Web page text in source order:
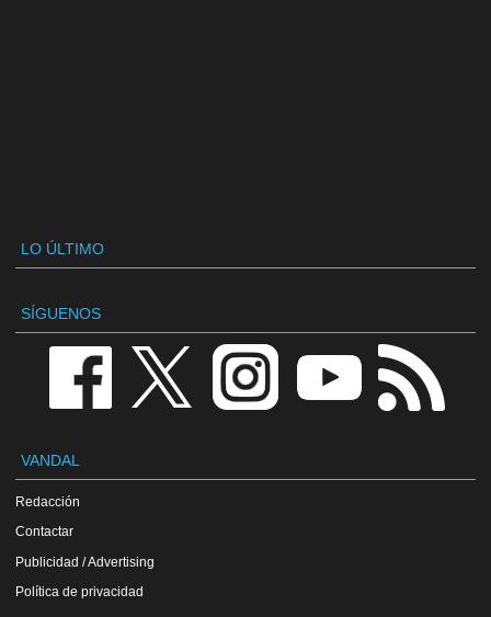
LO ÚLTIMO
SÍGUENOS
VANDAL
Redacción
Contactar
Publicidad / Advertising
Política de privacidad